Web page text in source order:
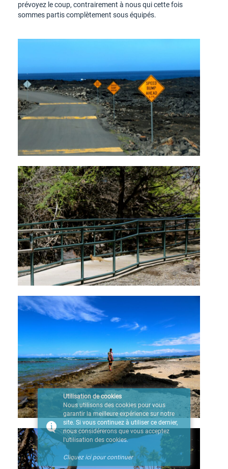
prévoyez le coup, contrairement à nous qui cette fois
sommes partis complètement sous équipés.
Utilisation de cookies
Nous utilisons des cookies pour vous
garantir la meilleure expérience sur notre
site. Si vous continuez à utiliser ce dernier,
nous considérerons que vous acceptez
l'utilisation des cookies.
Cliquez ici pour continuer